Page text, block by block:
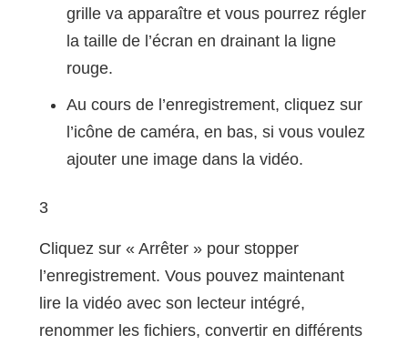
grille va apparaître et vous pourrez régler
la taille de l’écran en drainant la ligne
rouge.
Au cours de l’enregistrement, cliquez sur
l’icône de caméra, en bas, si vous voulez
ajouter une image dans la vidéo.
3
Cliquez sur « Arrêter » pour stopper
l’enregistrement. Vous pouvez maintenant
lire la vidéo avec son lecteur intégré,
renommer les fichiers, convertir en différents